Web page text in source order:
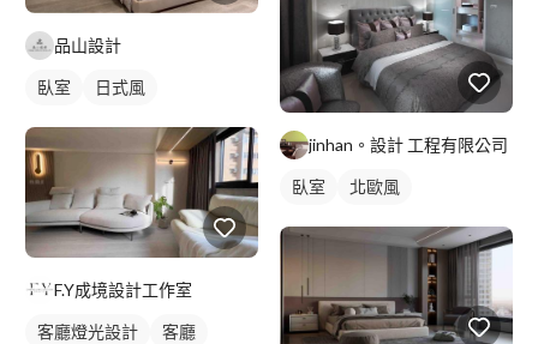
品山設計
臥室 日式風
F.Y成境設計工作室
客廳燈光設計
客廳
jinhan。設計 工程有限公司
臥室 北歐風